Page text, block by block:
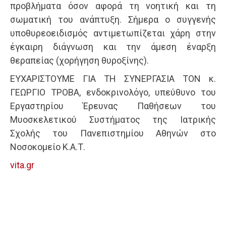
προβλήματα όσον αφορά τη νοητική και τη
σωματική του ανάπτυξη. Σήμερα ο συγγενής
υποθυρεοειδισμός αντιμετωπίζεται χάρη στην
έγκαιρη διάγνωση και την άμεση έναρξη
θεραπείας (χορήγηση θυροξίνης).
ΕΥΧΑΡΙΣΤΟΥΜΕ ΓΙΑ ΤΗ ΣΥΝΕΡΓΑΣΙΑ ΤΟΝ κ.
ΓΕΩΡΓΙΟ ΤΡΟΒΑ, ενδοκρινολόγο, υπεύθυνο του
Εργαστηρίου Έρευνας Παθήσεων του
Μυοσκελετικού Συστήματος της Ιατρικής
Σχολής του Πανεπιστημίου Αθηνών στο
Νοσοκομείο Κ.Α.Τ.
vita.gr